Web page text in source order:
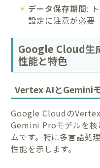
データ保存期間:
設定に注意が必要
Google Cloud生
性能と特色
Vertex AIとGemini
Google Cloudの
Gemini Proモデルを核
ムです。特に多言語処
性能を示します。